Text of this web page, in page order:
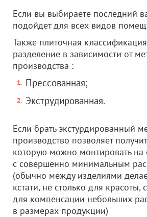
Если вы выбираете последний
подойдет для всех видов
Также плиточная
разделение в зависимости от
производства :
Прессованная;
Экструдированная.
Если брать экстурдированный
производство позволяет
которую можно монтировать на
с совершенно минимальным
(обычно между изделиями
кстати, не столько для красоты,
для компенсации небольших
в размерах продукции)